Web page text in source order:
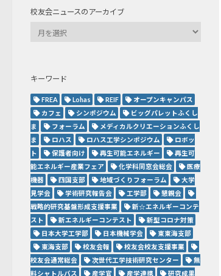
校友会ニュースのアーカイブ
キーワード
FREA Lohas REIF
オープンキャンパス
カフェ
シンポジウム
ビッグパレットふくし
ま
フォーラム
メディカルクリエーションふくし
ま
ロハス ロハス工学シンポジウム
ロボッ
ト
保護者向け 再生可能エネルギー
再生可
能エネルギー産業フェア
化学科同窓会総会
医療
機器
四国支部 地域づくりフォーラム
大学
見学会
学術研究報告会 工学部
懇親会
戦略的研究基盤形成支援事業
新☆エネルギーコンテ
スト
新エネルギーコンテスト
新型コロナ対策
日本大学工学部
日本機械学会
東東海支部
東海支部
校友会報
校友会校友支援事業
校友会通常総会
次世代工学技術研究センター
無
料シャトルバス
産学官 産学連携
研究成果